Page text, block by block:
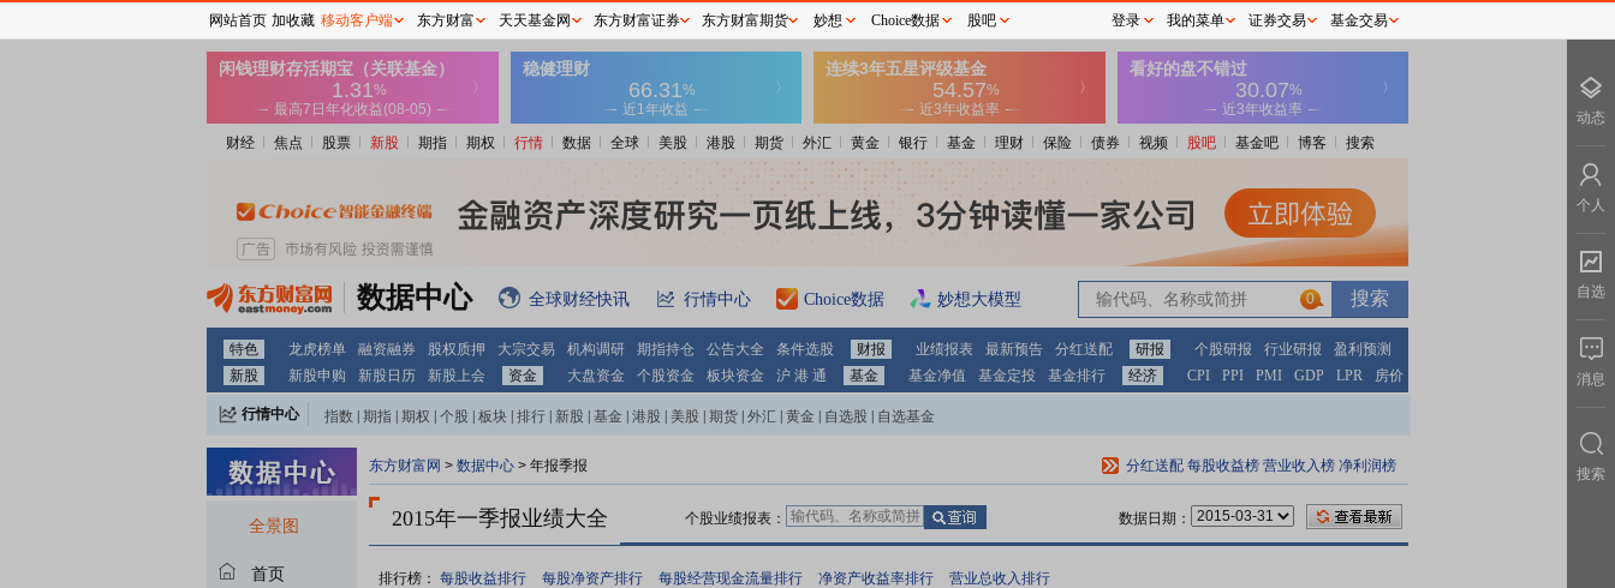
财经 焦点 股票 新股 期指 期权 行情 数据 全球 美股 港股 期货 外汇 黄金 银行 基金 理财 保险 债券 视频 股吧 基金吧 博客 搜索
数据中心 全球财经快讯 行情中心 Choice数据 妙想大模型 0
特色 龙虎榜单 融资融券 股权质押 大宗交易 机构调研 期指持仓 公告大全 条件选股 财报 业绩报表 最新预告 分红送配 研报 个股研报 行业研报
盈利预测
新股
新股申购 新股日历 新股上会 资金 大盘资金 个股资金 板块资金 沪 港 通 基金 基金净值 基金定投 基金排行 经济 CPI PPI PMI GDP LPR 房价
行情中心 指数 期指 期权 个股 板块 排行 新股 基金 港股 美股 期货 外汇 黄金 自选股 自选基金
全景图
首页
东方财富网 > 数据中心 > 年报季报 分红送配 每股收益榜 营业收入榜 净利润榜
2015年一季报业绩大全 个股业绩报表： 数据日期：
排行榜： 每股收益排行 每股净资产排行 每股经营现金流量排行 净资产收益率排行 营业总收入排行
网站首页 加收藏 移动客户端 东方财富 天天基金网 东方财富证券 东方财富期货 妙想 Choice数据 股吧 登录 我的菜单 证券交易 基金交易
动态
个人
自选
消息
搜索